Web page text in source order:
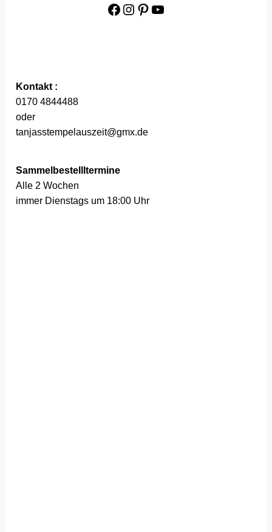
Facebook
Instagram
Pinterest
YouTube
Kontakt :
0170 4844488
oder
tanjasstempelauszeit@gmx.de
Sammelbestellltermine
Alle 2 Wochen
immer Dienstags um 18:00 Uhr